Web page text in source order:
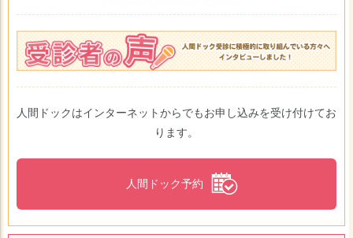
人間ドックはインターネットからでもお申し込みを受け付けてお
ります。
人間ドック予約